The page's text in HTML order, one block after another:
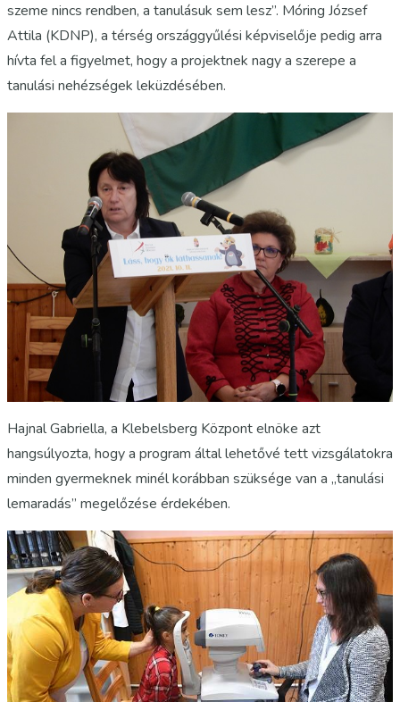
szeme nincs rendben, a tanulásuk sem lesz”. Móring József
Attila (KDNP), a térség országgyűlési képviselője pedig arra
hívta fel a figyelmet, hogy a projektnek nagy a szerepe a
tanulási nehézségek leküzdésében.
Hajnal Gabriella, a Klebelsberg Központ elnöke azt
hangsúlyozta, hogy a program által lehetővé tett vizsgálatokra
minden gyermeknek minél korábban szüksége van a „tanulási
lemaradás” megelőzése érdekében.